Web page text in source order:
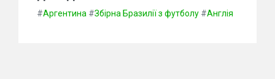
#Аргентина #Збірна Бразилії з футболу #Англія